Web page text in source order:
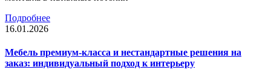
Подробнее
16.01.2026
Мебель премиум-класса и нестандартные решения на
заказ: индивидуальный подход к интерьеру